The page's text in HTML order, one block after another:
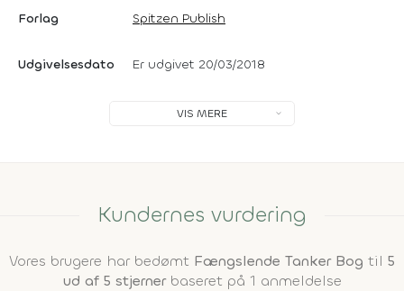
Forlag Spitzen Publish
Udgivelsesdato Er udgivet 20/03/2018
VIS MERE
Kundernes vurdering
Vores brugere har bedømt Fængslende Tanker Bog til 5
ud af 5 stjernerbaseret på 1 anmeldelse